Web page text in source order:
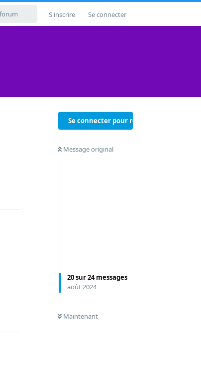
S'inscrire Se connecter
Se connecter pour répondre
Message original
20sur24messages
août 2024
Maintenant